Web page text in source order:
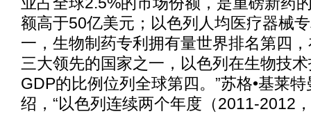
额高于50亿美元；以色列人均医疗器械
一，生物制药专利拥有量世界排名第四
三大领先的国家之一，以色列在生物技
GDP的比例位列全球第四。”苏格•基莱
绍，“以色列连续两个年度（2011-2012